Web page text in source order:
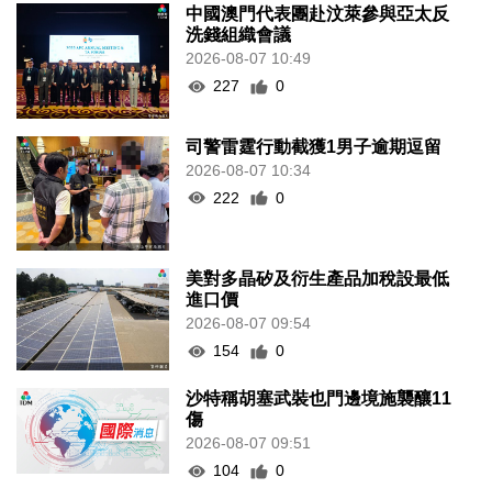
中國澳門代表團赴汶萊參與亞太反
洗錢組織會議
2026-08-07 10:49
227
0
司警雷霆行動截獲1男子逾期逗留
2026-08-07 10:34
222
0
美對多晶矽及衍生產品加稅設最低
進口價
2026-08-07 09:54
154
0
沙特稱胡塞武裝也門邊境施襲釀11
傷
2026-08-07 09:51
104
0